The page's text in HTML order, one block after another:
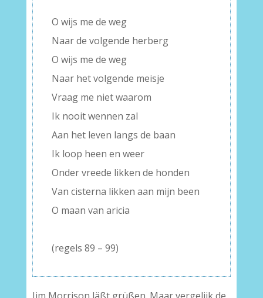
O wijs me de weg
Naar de volgende herberg
O wijs me de weg
Naar het volgende meisje
Vraag me niet waarom
Ik nooit wennen zal
Aan het leven langs de baan
Ik loop heen en weer
Onder vreede likken de honden
Van cisterna likken aan mijn been
O maan van aricia
(regels 89 – 99)